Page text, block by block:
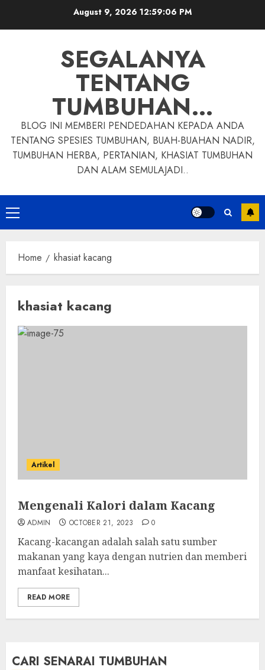
August 9, 202612:59:07 PM
SEGALANYA
TENTANG
TUMBUHAN…
BLOG INI MEMBERI PENDEDAHAN KEPADA ANDA
TENTANG SPESIES TUMBUHAN, BUAH-BUAHAN NADIR,
TUMBUHAN HERBA, PERTANIAN, KHASIAT TUMBUHAN
DAN ALAM SEMULAJADI..
Primary
Menu
Home khasiat kacang
khasiat kacang
Artikel
Mengenali Kalori dalam Kacang
ADMIN OCTOBER 21, 2023 0
Kacang-kacangan adalah salah satu sumber
makanan yang kaya dengan nutrien dan memberi
manfaat kesihatan...
READ MORE
CARI SENARAI TUMBUHAN